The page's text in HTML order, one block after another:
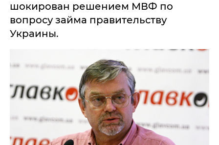
шокирован решением МВФ по
вопросу займа правительству
Украины.